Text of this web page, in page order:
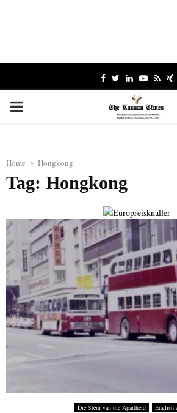
Facebook
TwitterLinkedinYoutube
Rss
PRIMARY
Home Hongkong
Tag: Hongkong
Die Stem van die Apartheid English